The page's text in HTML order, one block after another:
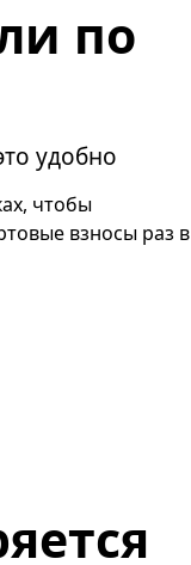
по
удобно
чтобы
взносы раз в